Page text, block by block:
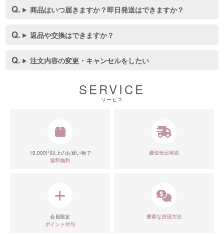
商品はいつ届きますか？即日発送はできますか？
返品や交換はできますか？
注文内容の変更・キャンセルをしたい
SERVICE
サービス
10,000円以上のお買い物で
送料無料
最短当日発送
会員限定
ポイント付与
豊富な決済方法